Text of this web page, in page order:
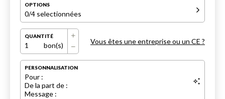
OPTIONS
0/4 selectionnées
QUANTITÉ
1 bon(s) Vous êtes une entreprise ou un CE ?
PERSONNALISATION
Pour :
De la part de :
Message :